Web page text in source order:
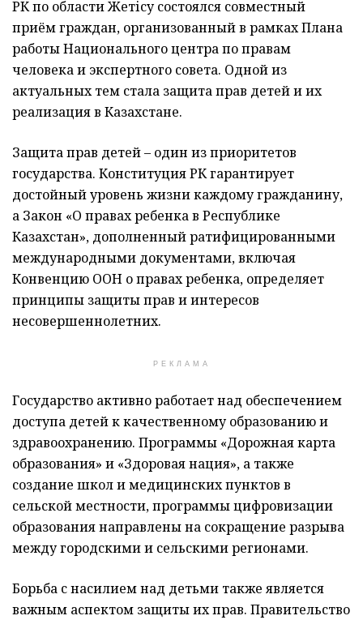
РК по области Жетісу состоялся совместный
приём граждан, организованный в рамках Плана
работы Национального центра по правам
человека и экспертного совета. Одной из
актуальных тем стала защита прав детей и их
реализация в Казахстане.
Защита прав детей – один из приоритетов
государства. Конституция РК гарантирует
достойный уровень жизни каждому гражданину,
а Закон «О правах ребенка в Республике
Казахстан», дополненный ратифицированными
международными документами, включая
Конвенцию ООН о правах ребенка, определяет
принципы защиты прав и интересов
несовершеннолетних.
РЕКЛАМА
Государство активно работает над обеспечением
доступа детей к качественному образованию и
здравоохранению. Программы «Дорожная карта
образования» и «Здоровая нация», а также
создание школ и медицинских пунктов в
сельской местности, программы цифровизации
образования направлены на сокращение разрыва
между городскими и сельскими регионами.
Борьба с насилием над детьми также является
важным аспектом защиты их прав. Правительство